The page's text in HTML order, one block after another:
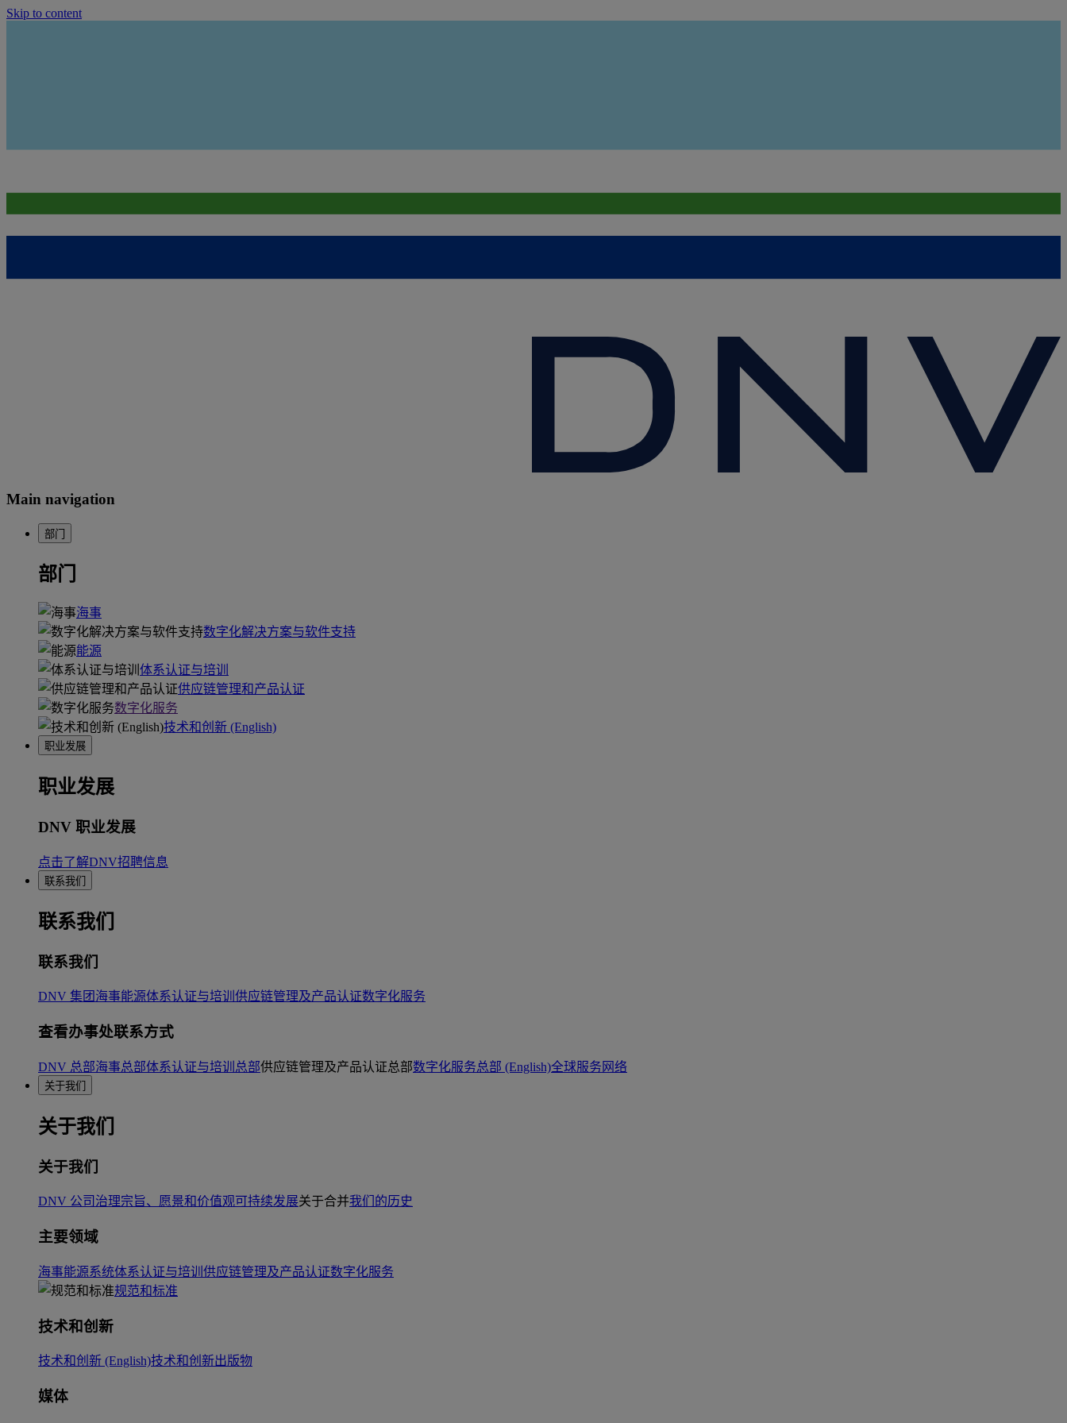
Skip to content
Main navigation
部门
部门
海事
数字化解决方案与软件支持
能源
体系认证与培训
供应链管理和产品认证
数字化服务
技术和创新 (English)
职业发展
职业发展
DNV 职业发展
点击了解DNV招聘信息
联系我们
联系我们
联系我们
DNV 集团 海事能源体系认证与培训 供应链管理及产品认证数字化服务
查看办事处联系方式
DNV 总部海事总部体系认证与培训总部供应链管理及产品认证总部数字化服务总部 (English)全球服务网络
关于我们
关于我们
关于我们
DNV 公司治理宗旨、愿景和价值观可持续发展关于合并我们的历史
主要领域
海事能源系统体系认证与培训 供应链管理及产品认证数字化服务
规范和标准
技术和创新
技术和创新 (English)技术和创新出版物
媒体